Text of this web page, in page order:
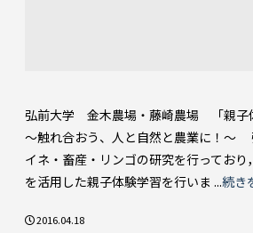
弘前大学 金木農場・藤崎農場 「親子
～触れ合おう、人と自然と農業に！～
イネ・畜産・リンゴの研究を行っており
を活用した親子体験学習を行いま ...続き
2016.04.18